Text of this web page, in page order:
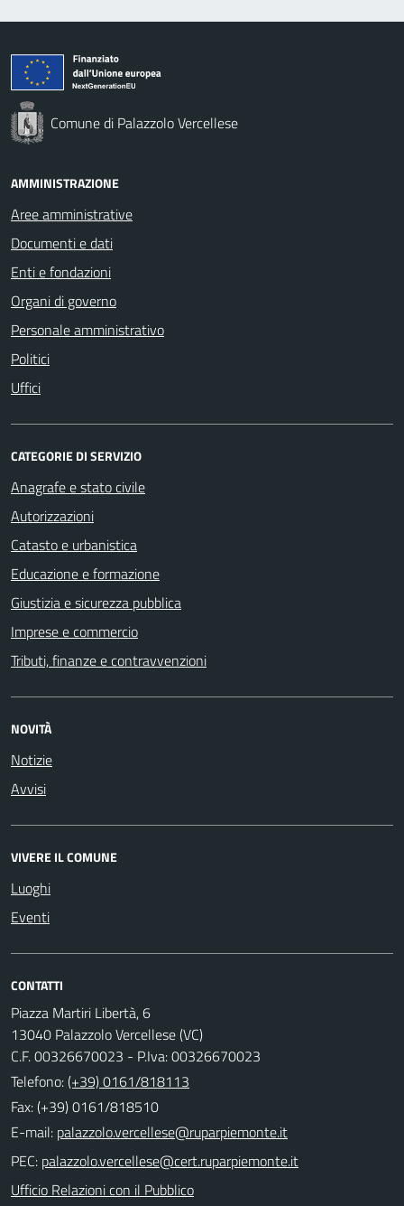
Comune di Palazzolo Vercellese
AMMINISTRAZIONE
Aree amministrative
Documenti e dati
Enti e fondazioni
Organi di governo
Personale amministrativo
Politici
Uffici
CATEGORIE DI SERVIZIO
Anagrafe e stato civile
Autorizzazioni
Catasto e urbanistica
Educazione e formazione
Giustizia e sicurezza pubblica
Imprese e commercio
Tributi, finanze e contravvenzioni
NOVITÀ
Notizie
Avvisi
VIVERE IL COMUNE
Luoghi
Eventi
CONTATTI
Piazza Martiri Libertà, 6
13040 Palazzolo Vercellese (VC)
C.F. 00326670023 - P.Iva: 00326670023
Telefono:(+39) 0161/818113
Fax: (+39) 0161/818510
E-mail:
PEC:
Ufficio Relazioni con il Pubblico